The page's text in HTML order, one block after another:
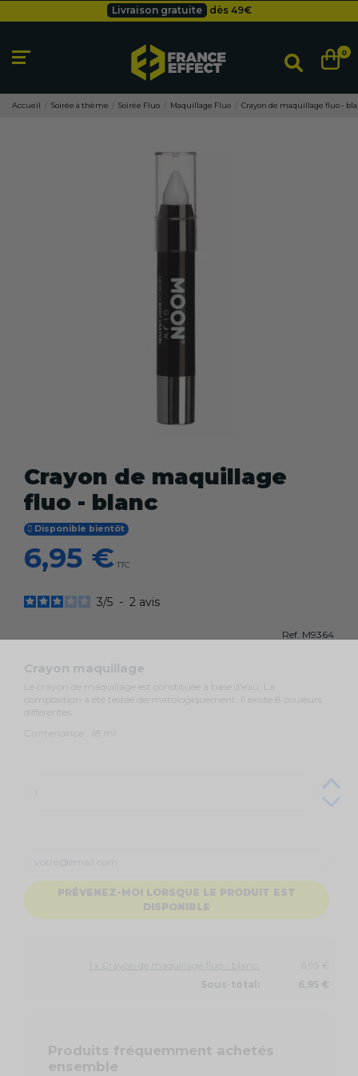
Besoin d'un devis pro ? Cliquez ici
0
Accueil Soirée à thème Soirée Fluo Maquillage Fluo Crayon de maquillage fluo -
Crayon de maquillage
fluo - blanc
Disponible bientôt
6,95 € TTC
3/5 - 2 avis
Ref. M9364
Crayon maquillage
Le crayon de maquillage est constituée à base d'eau. La
composition a été testée dermatologiquement. Il existe 8 couleurs
différentes.
Contenance : 18 ml
PRÉVENEZ-MOI LORSQUE LE PRODUIT EST
DISPONIBLE
1 x Crayon de maquillage fluo - blanc:
6,95 €
Sous-total:
6,95 €
Produits fréquemment achetés
ensemble